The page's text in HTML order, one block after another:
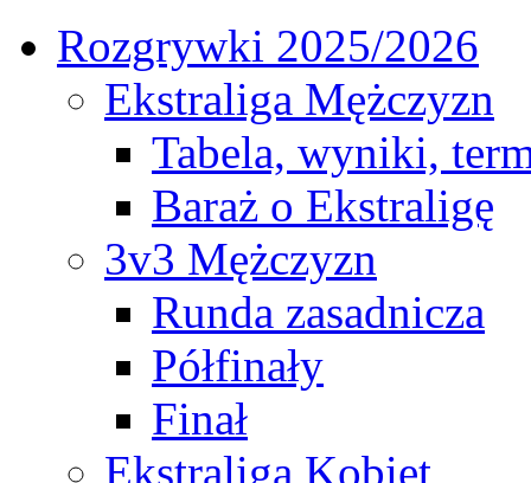
Rozgrywki 2025/2026
Ekstraliga Mężczyzn
Tabela, wyniki,
Baraż o Ekstraligę
3v3 Mężczyzn
Runda zasadnicza
Półfinały
Finał
Ekstraliga Kobiet